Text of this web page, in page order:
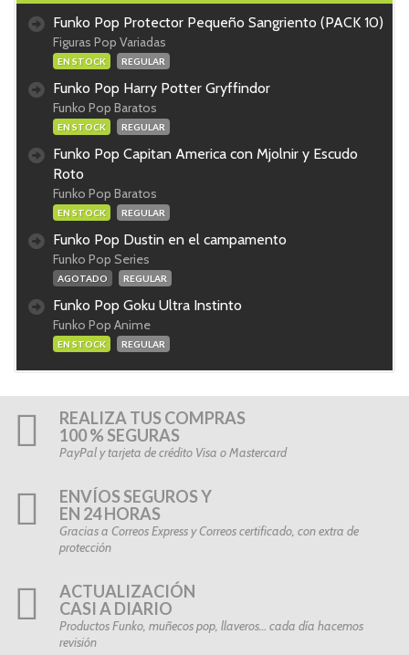
Funko Pop Protector Pequeño Sangriento (PACK 10)
Figuras Pop Variadas
EN STOCK REGULAR
Funko Pop Harry Potter Gryffindor
Funko Pop Baratos
EN STOCK REGULAR
Funko Pop Capitan America con Mjolnir y Escudo
Roto
Funko Pop Baratos
EN STOCK REGULAR
Funko Pop Dustin en el campamento
Funko Pop Series
AGOTADO REGULAR
Funko Pop Goku Ultra Instinto
Funko Pop Anime
EN STOCK REGULAR
REALIZA TUS COMPRAS
100 % SEGURAS
PayPal y tarjeta de crédito Visa o Mastercard
ENVÍOS SEGUROS Y
EN 24 HORAS
Gracias a Correos Express y Correos certificado, con extra de
protección
ACTUALIZACIÓN
CASI A DIARIO
Productos Funko, muñecos pop, llaveros… cada día hacemos
revisión